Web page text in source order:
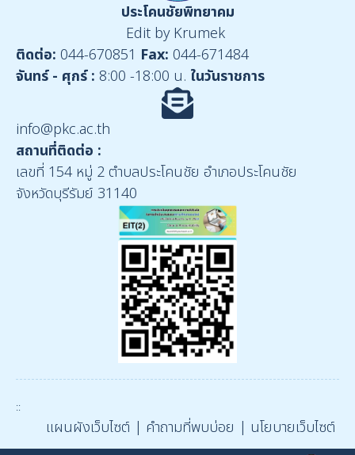
ประโคนชัยพิทยาคม
Edit by Krumek
ติดต่อ: 044-670851 Fax: 044-671484
จันทร์ - ศุกร์ : 8:00 -18:00 น. ในวันราชการ
info@pkc.ac.th
สถานที่ติดต่อ :
เลขที่ 154 หมู่ 2 ตำบลประโคนชัย อำเภอประโคนชัย
จังหวัดบุรีรัมย์ 31140
::
แผนผังเว็บไซต์ | คำถามที่พบบ่อย | นโยบายเว็บไซต์